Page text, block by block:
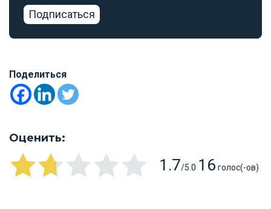
Подписаться
Поделиться
Оценить:
1.7/5.0 16 голос(-ов)